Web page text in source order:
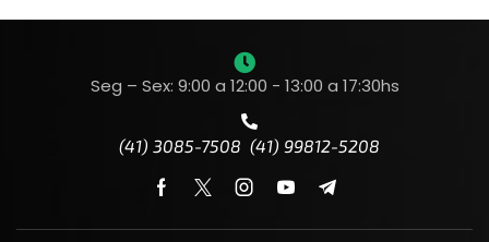
Seg – Sex: 9:00 a 12:00 - 13:00 a 17:30hs
(41) 3085-7508 (41) 99812-5208